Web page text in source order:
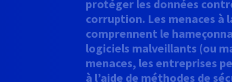
protéger les données
corruption. Les menaces à
comprennent le
logiciels malveillants (ou
menaces, les entreprises
à l’aide de méthodes de